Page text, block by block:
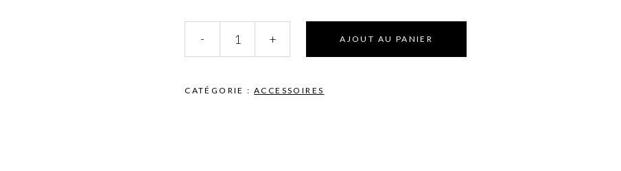
Blush- + AJOUT AU PANIER
CATÉGORIE :ACCESSOIRES